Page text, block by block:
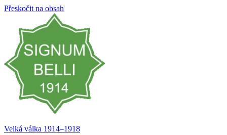
Přeskočit na obsah
Velká válka 1914–⁠⁠⁠⁠⁠⁠1918